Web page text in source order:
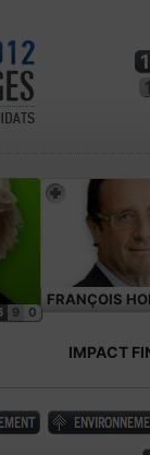
9 0
FRANÇOIS
IMPACT